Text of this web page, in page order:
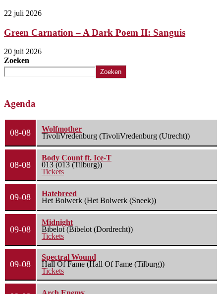
22 juli 2026
Green Carnation – A Dark Poem II: Sanguis
20 juli 2026
Zoeken
Zoeken
Agenda
08-08
Wolfmother
TivoliVredenburg (TivoliVredenburg (Utrecht))
08-08
Body Count ft. Ice-T
013 (013 (Tilburg))
Tickets
09-08
Hatebreed
Het Bolwerk (Het Bolwerk (Sneek))
09-08
Midnight
Bibelot (Bibelot (Dordrecht))
Tickets
09-08
Spectral Wound
Hall Of Fame (Hall Of Fame (Tilburg))
Tickets